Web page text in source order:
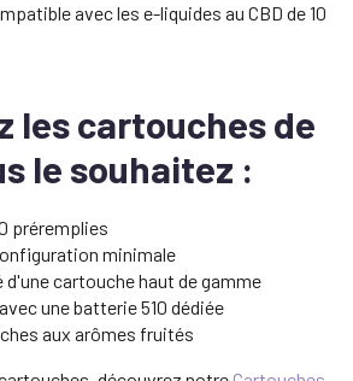
avec les e-liquides au CBD de 10
les cartouches de
le souhaitez :
préremplies
minimale
cartouche haut de gamme
une batterie 510 dédiée
aux arômes fruités